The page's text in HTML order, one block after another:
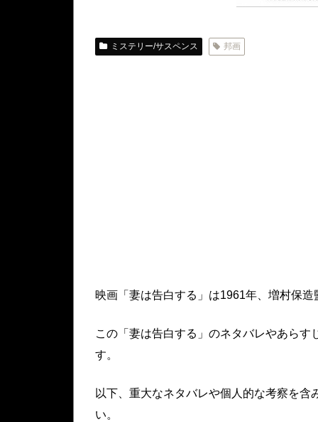
ミステリー/サスペンス 邦画
映画「妻は告白する」は1961年、増村保
この「妻は告白する」のネタバレやあら
す。
以下、重大なネタバレや個人的な考察を
い。